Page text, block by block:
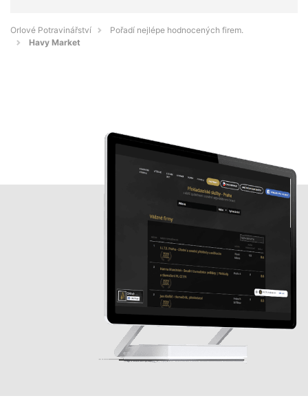
Orlové Potravinářství
Pořadí nejlépe hodnocených firem.
Havy Market